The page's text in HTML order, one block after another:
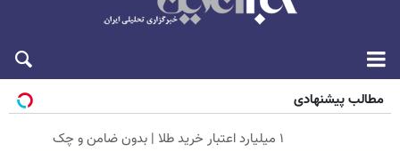
مطالب پیشنهادی
۱ میلیارد اعتبار خرید طلا | بدون ضامن و چک